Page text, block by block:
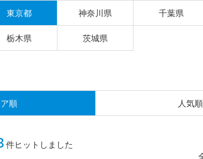
東京都 神奈川県 千葉県
栃木県 茨城県
順 人気順
件ヒットしました